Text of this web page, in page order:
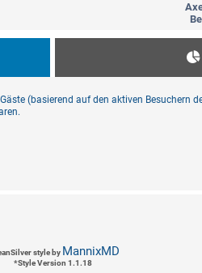
(basierend auf den aktiven Besuchern
style by MannixMD
*Style Version 1.1.18